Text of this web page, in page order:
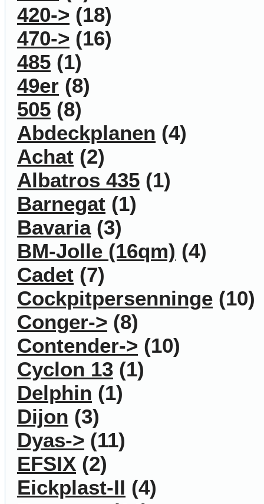
420-> (18)
470-> (16)
485 (1)
49er (8)
505 (8)
Abdeckplanen (4)
Achat (2)
Albatros 435 (1)
Barnegat (1)
Bavaria(3)
BM-Jolle (16qm) (4)
Cadet (7)
Cockpitpersenninge (10)
Conger-> (8)
Contender-> (10)
Cyclon 13 (1)
Delphin (1)
Dijon (3)
Dyas-> (11)
EFSIX (2)
Eickplast-II (4)